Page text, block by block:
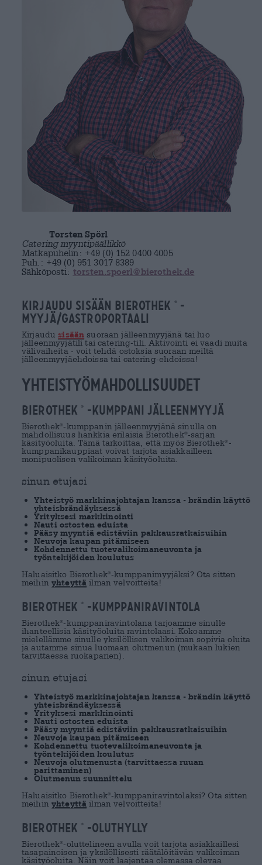
Torsten Spörl
Catering myyntipäällikkö
Matkapuhelin: +49 (0) 152 0400 4005
Puh.: +49 (0) 951 3017 8389
Sähköposti: torsten.spoerl@bierothek.de
KIRJAUDU SISÄÄN BIEROTHEK ®-
MYYJÄ/GASTROPORTAALI
Kirjaudu sisään suoraan jälleenmyyjänä tai luo
jälleenmyyjätili tai catering-tili. Aktivointi ei vaadi muita
välivaiheita - voit tehdä ostoksia suoraan meiltä
jälleenmyyjäehdoissa tai catering-ehdoissa!
Yhteistyömahdollisuudet
Bierothek ® -kumppani jälleenmyyjä
Bierothek® -kumppanin jälleenmyyjänä sinulla on
mahdollisuus hankkia erilaisia Bierothek® -sarjan
käsityöoluita. Tämä tarkoittaa, että myös Bierothek® -
kumppanikauppiaat voivat tarjota asiakkailleen
monipuolisen valikoiman käsityöoluita.
sinun etujasi
Yhteistyö markkinajohtajan kanssa - brändin käyttö
yhteisbrändäyksessä
Yrityksesi markkinointi
Nauti ostosten eduista
Pääsy myyntiä edistäviin pakkausratkaisuihin
Neuvoja kaupan pitämiseen
Kohdennettu tuotevalikoimaneuvonta ja
työntekijöiden koulutus
Haluaisitko Bierothek® -kumppanimyyjäksi? Ota sitten
meihinyhteyttä ilman velvoitteita!
Bierothek ® -kumppaniravintola
Bierothek® -kumppaniravintolana tarjoamme sinulle
ihanteellisia käsityöoluita ravintolaasi. Kokoamme
mielellämme sinulle yksilöllisen valikoiman sopivia oluita
ja autamme sinua luomaan olutmenun (mukaan lukien
tarvittaessa ruokaparien).
sinun etujasi
Yhteistyö markkinajohtajan kanssa - brändin käyttö
yhteisbrändäyksessä
Yrityksesi markkinointi
Nauti ostosten eduista
Pääsy myyntiä edistäviin pakkausratkaisuihin
Neuvoja kaupan pitämiseen
Kohdennettu tuotevalikoimaneuvonta ja
työntekijöiden koulutus
Neuvoja olutmenusta (tarvittaessa ruuan
parittaminen)
Olutmenun suunnittelu
Haluaisitko Bierothek® -kumppaniravintolaksi? Ota sitten
meihinyhteyttä ilman velvoitteita!
Bierothek ® -oluthylly
Bierothek® -oluttelineen avulla voit tarjota asiakkaillesi
tasapainoisen ja yksilöllisesti räätälöitävän valikoiman
käsityöoluita. Näin voit laajentaa olemassa olevaa